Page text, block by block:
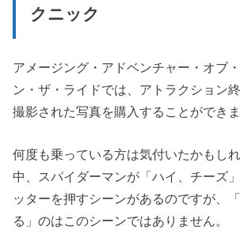
クニック
アメージング・アドベンチャー・オブ
ン・ザ・ライドでは、アトラクション
撮影された写真を購入することができま
何度も乗っている方は気付いたかもし
中、スパイダーマンが「ハイ、チーズ
ッターを押すシーンがあるのですが、
る」のはこのシーンではありません。